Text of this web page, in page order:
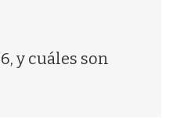
y cuáles son